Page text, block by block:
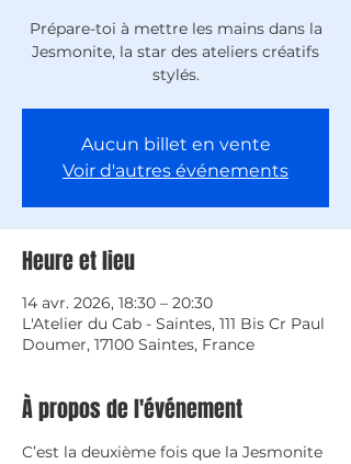
Prépare-toi à mettre les mains dans la
Jesmonite, la star des ateliers créatifs
stylés.
Aucun billet en vente
Voir d'autres événements
Heure et lieu
14 avr. 2026, 18:30 – 20:30
L'Atelier du Cab - Saintes, 111 Bis Cr Paul
Doumer, 17100 Saintes, France
À propos de l'événement
C’est la deuxième fois que la Jesmonite